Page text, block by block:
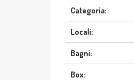
Categoria:
Locali:
Bagni:
Box: